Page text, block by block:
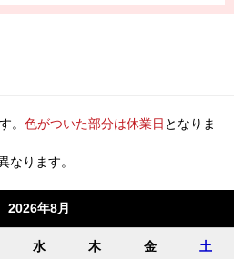
。 色がついた部分は休業日 となりま
なります。
2026年8月
水 木 金 土